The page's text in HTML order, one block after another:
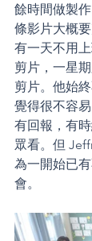
餘時間做製
條影片大概
有一天不用
剪片，一星
剪片。他始
覺得很不容
有回報，有
眾看。但
為一開始已
會。